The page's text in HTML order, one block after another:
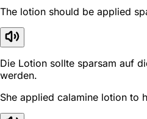
The lotion should be applied
Die Lotion sollte sparsam auf
werden.
She applied calamine lotion to